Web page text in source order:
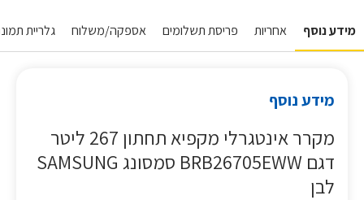
מידע נוסף אחריות פריסת תשלומים אספקה/משלוח גלריית
מידע נוסף
מקרר אינטגרלי מקפיא תחתון 267 ליטר
דגם BRB26705EWW סמסונג SAMSUNG
לבן